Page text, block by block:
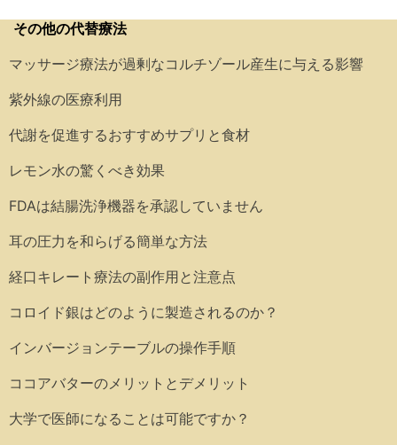
その他の代替療法
マッサージ療法が過剰なコルチゾール産生に与える影響
紫外線の医療利用
代謝を促進するおすすめサプリと食材
レモン水の驚くべき効果
FDAは結腸洗浄機器を承認していません
耳の圧力を和らげる簡単な方法
経口キレート療法の副作用と注意点
コロイド銀はどのように製造されるのか？
インバージョンテーブルの操作手順
ココアバターのメリットとデメリット
大学で医師になることは可能ですか？